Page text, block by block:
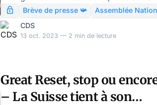
matière de covidisme, « d’Ukraine » ou, à
présent, de Palestine. Dans ces conditions,
comment maintenir une illusion d’activité du
sportifs trans, le RN devient le parti des
douloureuses.
Brève de presse 📯
Assemblée
CDS
13 oct. 2023 — 2 min de lecture
Great Reset, stop ou
– La Suisse tient à son